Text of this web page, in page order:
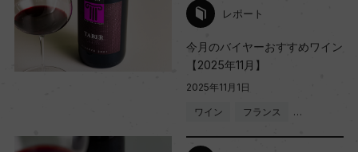
レポート
今月のバイヤーおすすめワイン
【2025年11月】
2025年11月1日
ワイン フランス …